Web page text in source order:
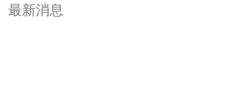
最新消息